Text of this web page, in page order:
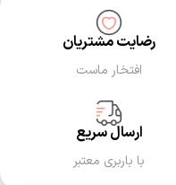
رضایت مشتریان
افتخار ماست
ارسال سریع
با باربری معتبر